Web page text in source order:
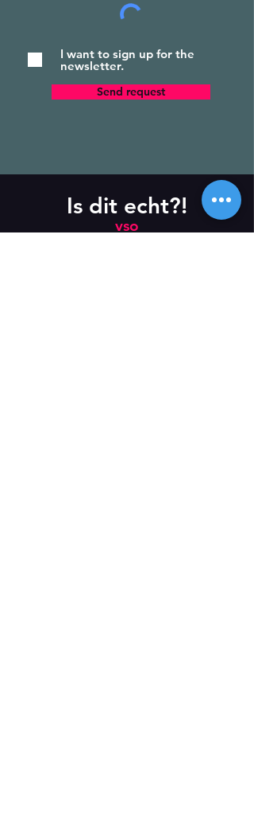
I want to sign up for the
newsletter.
Send request
Is dit echt?!
vso